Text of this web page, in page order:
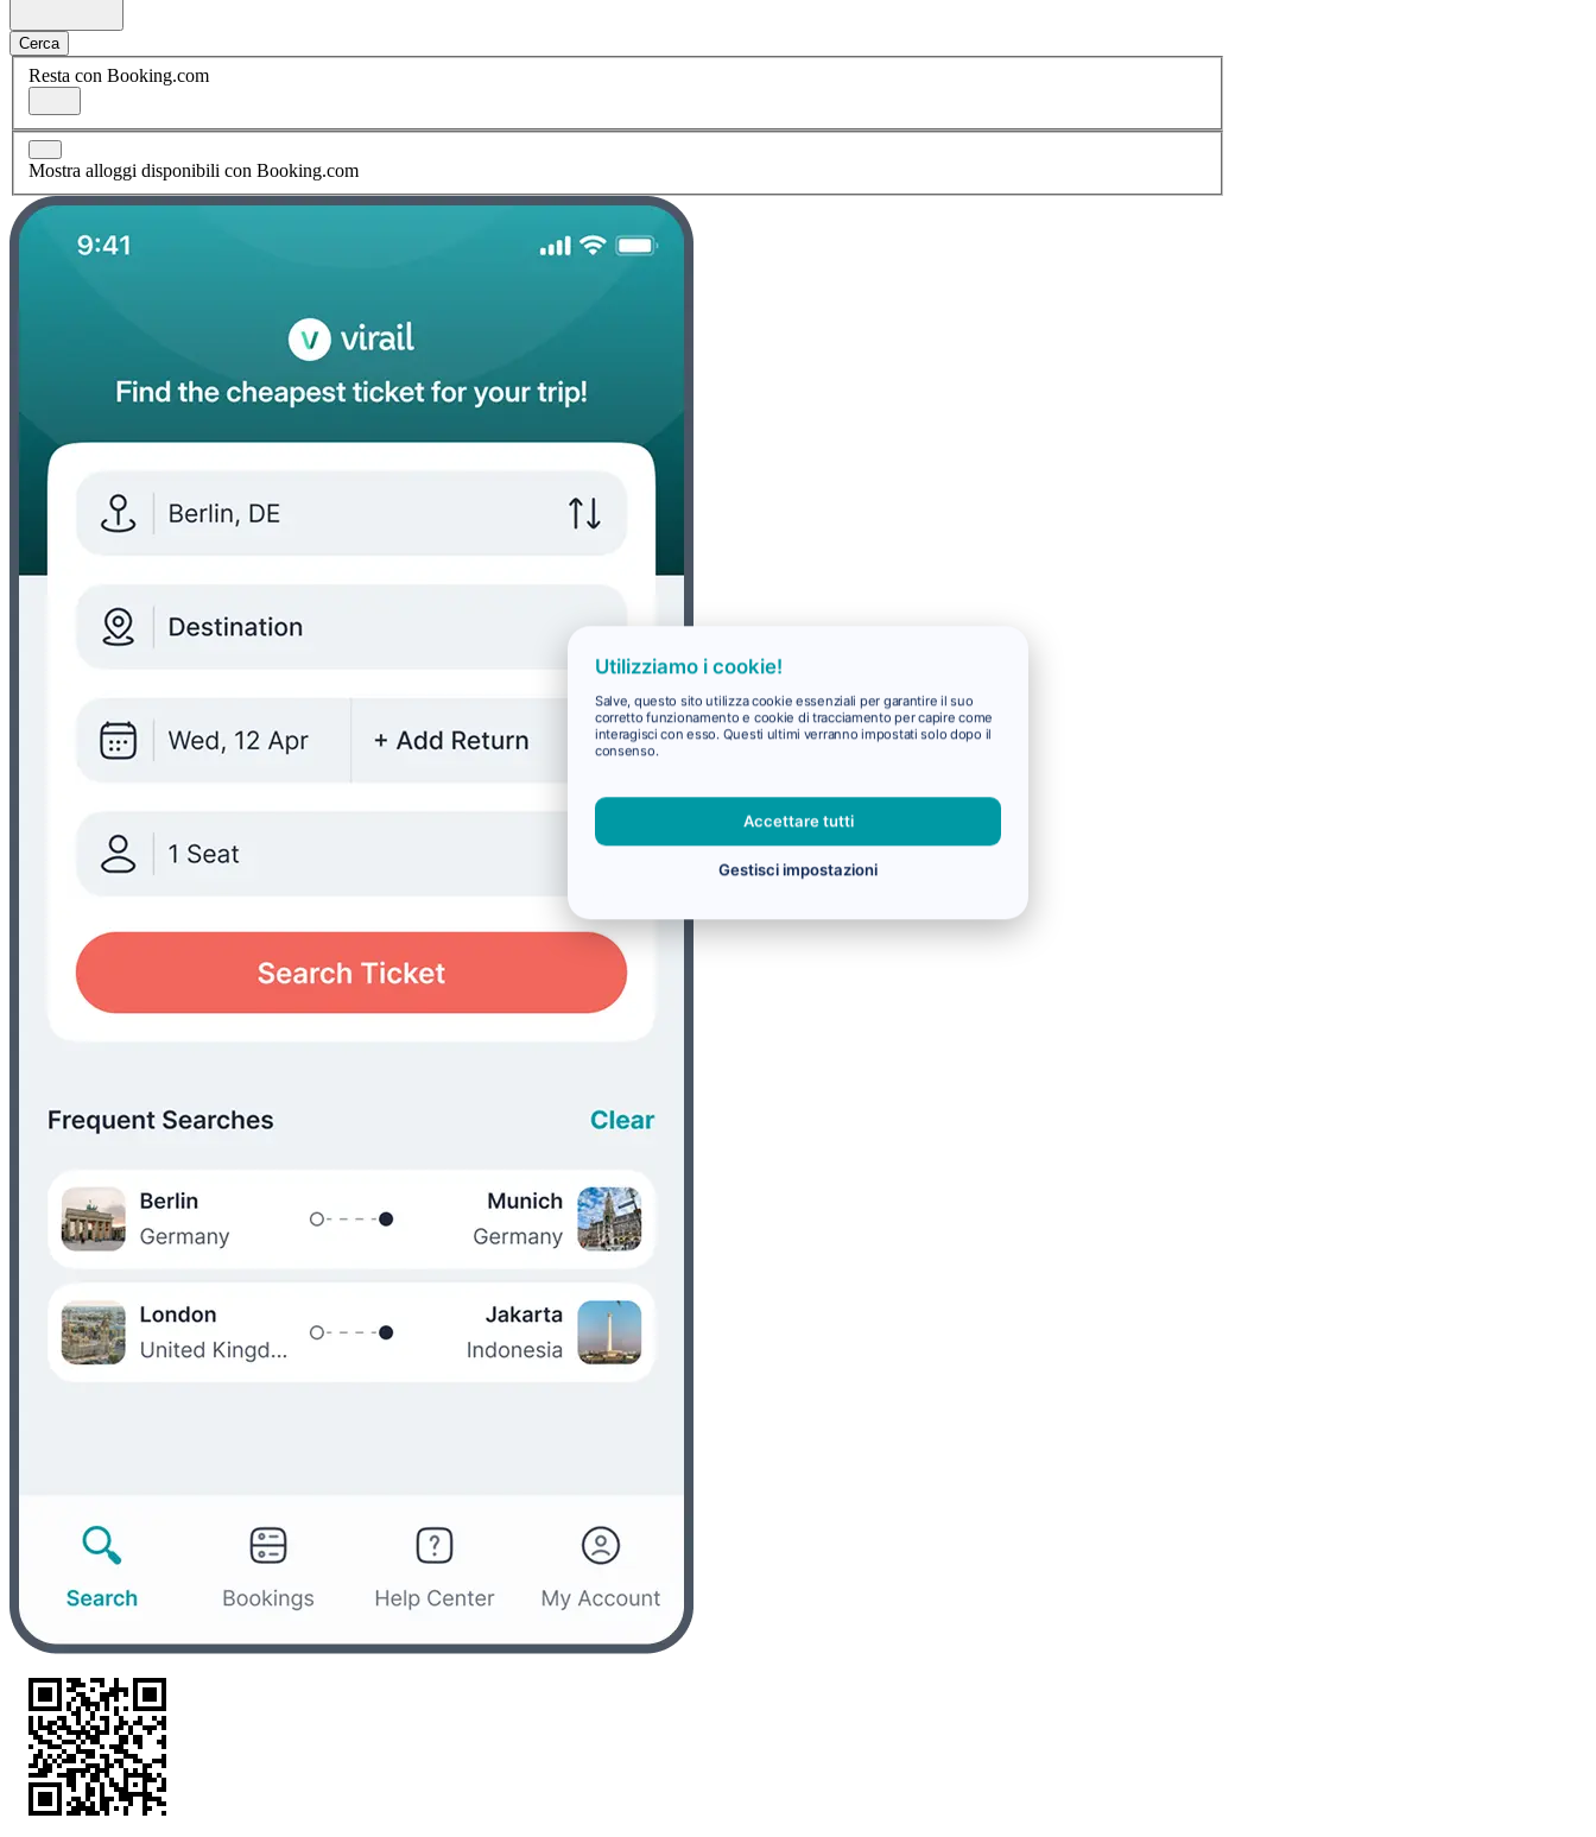
Cerca
Resta con Booking.com
Mostra alloggi disponibili con Booking.com
Utilizziamo i cookie!
Salve, questo sito utilizza cookie essenziali per garantire il suo
corretto funzionamento e cookie di tracciamento per capire come
interagisci con esso. Questi ultimi verranno impostati solo dopo il
consenso.
Accettare tutti
Gestisci impostazioni